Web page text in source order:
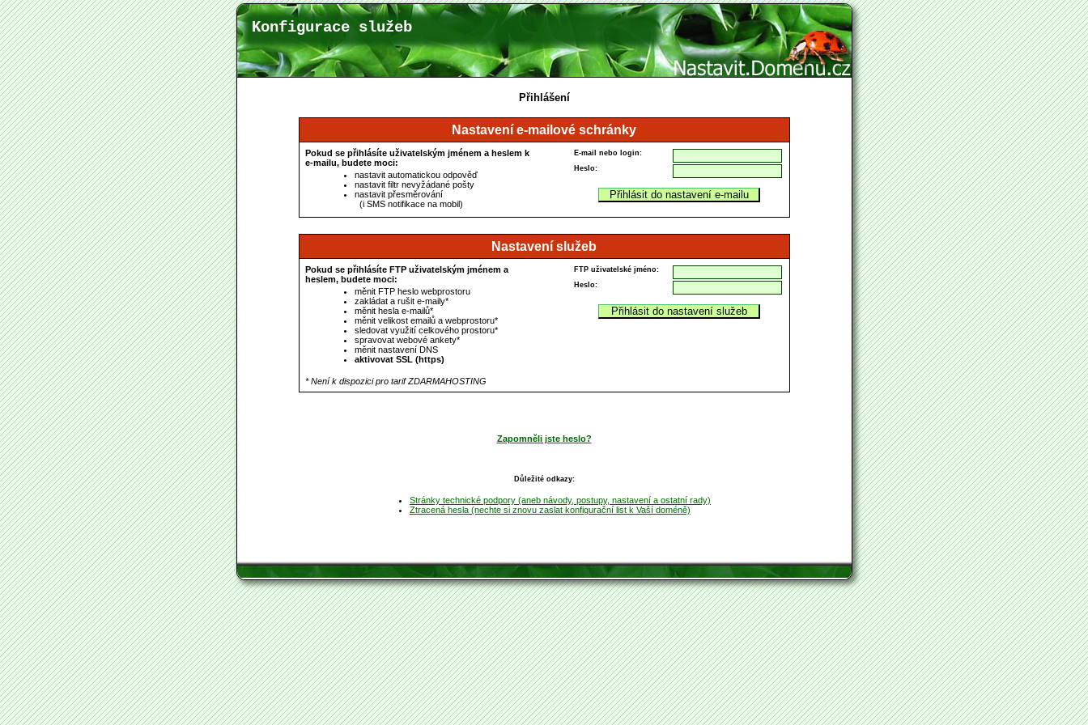
Konfigurace služeb
Přihlášení
Nastavení e-mailové schránky
Pokud se přihlásíte uživatelským jménem a heslem k
e-mailu, budete moci:
nastavit automatickou odpověď
nastavit filtr nevyžádané pošty
nastavit přesměrování
(i SMS notifikace na mobil)
E-mail nebo login:
Heslo:
Nastavení služeb
Pokud se přihlásíte FTP uživatelským jménem a
heslem, budete moci:
měnit FTP heslo webprostoru
zakládat a rušit e-maily*
měnit hesla e-mailů*
měnit velikost emailů a webprostoru*
sledovat využití celkového prostoru*
spravovat webové ankety*
měnit nastavení DNS
aktivovat SSL (https)
* Není k dispozici pro tarif ZDARMAHOSTING
FTP uživatelské jméno:
Heslo:
Zapomněli jste heslo?
Důležité odkazy:
Stránky technické podpory (aneb návody, postupy, nastavení a ostatní rady)
Ztracená hesla (nechte si znovu zaslat konfigurační list k Vaší doméně)